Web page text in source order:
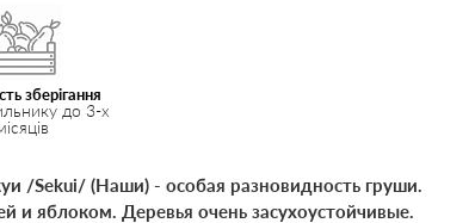
зберігання
до 3-х
/Sekui/ (Наши) - особая разновидность груши.
и яблоком. Деревья очень засухоустойчивые.